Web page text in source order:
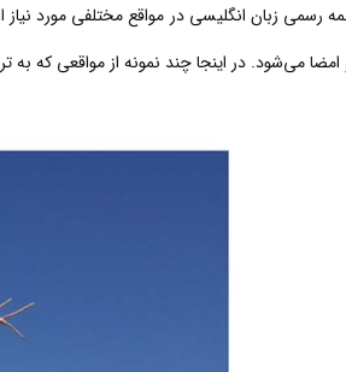
رسمی زبان انگلیسی در مواقع مختلفی مورد
می‌شود. در اینجا چند نمونه از مواقعی که به